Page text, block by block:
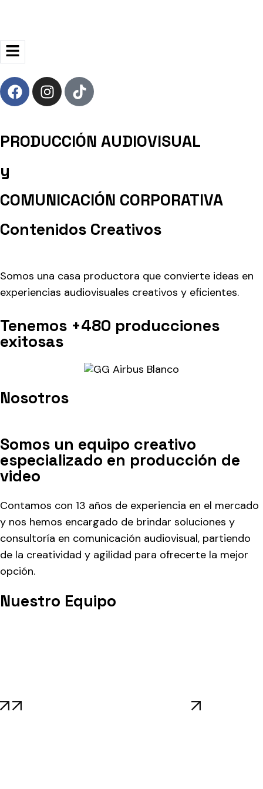
PRODUCCIÓN AUDIOVISUAL
y
COMUNICACIÓN CORPORATIVA
Contenidos Creativos
Somos una casa productora que convierte ideas en
experiencias audiovisuales creativos y eficientes.
Tenemos +480 producciones
exitosas
Nosotros
Somos un equipo creativo
especializado en producción de
video
Contamos con 13 años de experiencia en el mercado
y nos hemos encargado de brindar soluciones y
consultoría en comunicación audiovisual, partiendo
de la creatividad y agilidad para ofrecerte la mejor
opción.
Nuestro Equipo